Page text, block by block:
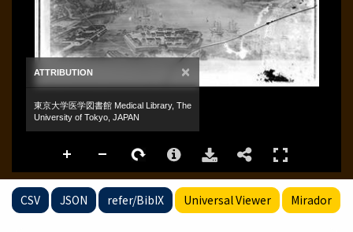
CSV JSON refer/BibIX Universal Viewer Mirador